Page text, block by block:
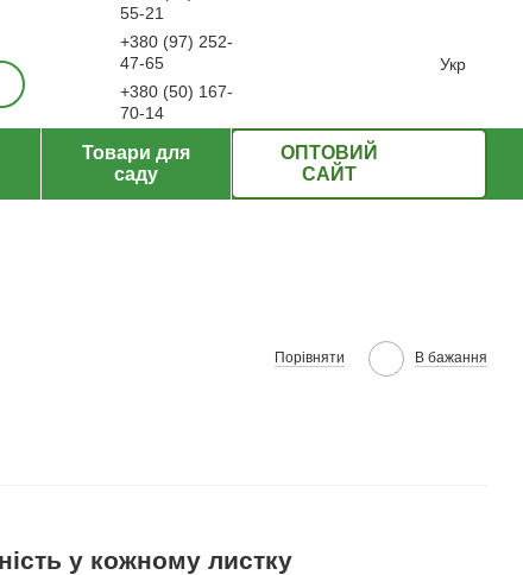
55-21
+380 (97) 252-
47-65
+380 (50) 167-
70-14
Укр
Товари для
саду
ОПТОВИЙ
САЙТ
Порівняти В бажання
у кожному листку